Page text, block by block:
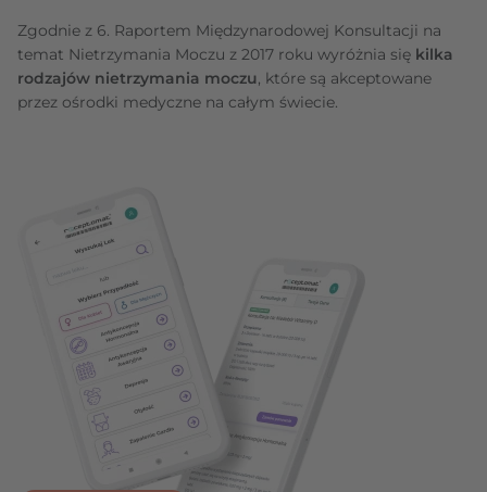
Zgodnie z 6. Raportem Międzynarodowej Konsultacji na
temat Nietrzymania Moczu z 2017 roku wyróżnia się kilka
rodzajów nietrzymania moczu, które są akceptowane
przez ośrodki medyczne na całym świecie.